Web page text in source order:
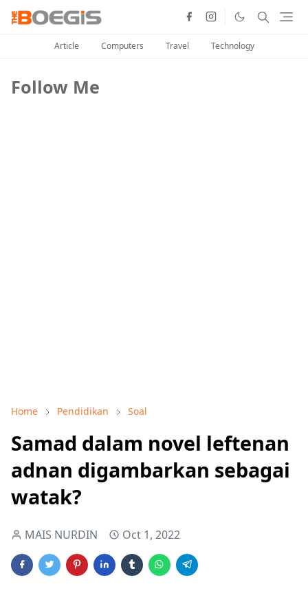
Article Computers Travel Technology
Follow Me
Home Pendidikan Soal
Samad dalam novel leftenan
adnan digambarkan sebagai
watak?
MAIS NURDIN Oct 1, 2022